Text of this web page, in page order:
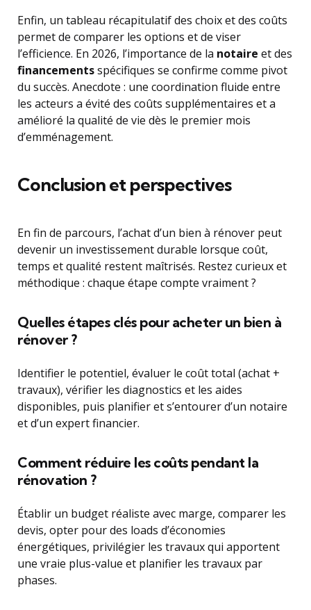
Enfin, un tableau récapitulatif des choix et des coûts
permet de comparer les options et de viser
l’efficience. En 2026, l’importance de la notaire et des
financementsspécifiques se confirme comme pivot
du succès. Anecdote : une coordination fluide entre
les acteurs a évité des coûts supplémentaires et a
amélioré la qualité de vie dès le premier mois
d’emménagement.
Conclusion et perspectives
En fin de parcours, l’achat d’un bien à rénover peut
devenir un investissement durable lorsque coût,
temps et qualité restent maîtrisés. Restez curieux et
méthodique : chaque étape compte vraiment ?
Quelles étapes clés pour acheter un bien à
rénover ?
Identifier le potentiel, évaluer le coût total (achat +
travaux), vérifier les diagnostics et les aides
disponibles, puis planifier et s’entourer d’un notaire
et d’un expert financier.
Comment réduire les coûts pendant la
rénovation ?
Établir un budget réaliste avec marge, comparer les
devis, opter pour des loads d’économies
énergétiques, privilégier les travaux qui apportent
une vraie plus-value et planifier les travaux par
phases.